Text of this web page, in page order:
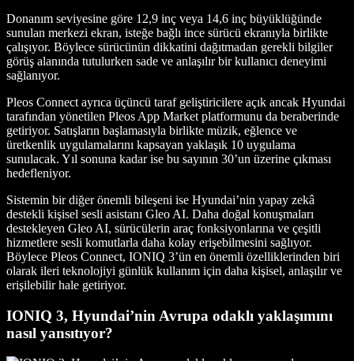
Donanım seviyesine göre 12,9 inç veya 14,6 inç büyüklüğünde
sunulan merkezi ekran, isteğe bağlı ince sürücü ekranıyla birlikte
çalışıyor. Böylece sürücünün dikkatini dağıtmadan gerekli bilgiler
görüş alanında tutulurken sade ve anlaşılır bir kullanıcı deneyimi
sağlanıyor.
Pleos Connect ayrıca üçüncü taraf geliştiricilere açık ancak Hyundai
tarafından yönetilen Pleos App Market platformunu da beraberinde
getiriyor. Satışların başlamasıyla birlikte müzik, eğlence ve
üretkenlik uygulamalarını kapsayan yaklaşık 10 uygulama
sunulacak. Yıl sonuna kadar ise bu sayının 30’un üzerine çıkması
hedefleniyor.
Sistemin bir diğer önemli bileşeni ise Hyundai’nin yapay zekâ
destekli kişisel sesli asistanı Gleo AI. Daha doğal konuşmaları
destekleyen Gleo AI, sürücülerin araç fonksiyonlarına ve çeşitli
hizmetlere sesli komutlarla daha kolay erişebilmesini sağlıyor.
Böylece Pleos Connect, IONIQ 3’ün en önemli özelliklerinden biri
olarak ileri teknolojiyi günlük kullanım için daha kişisel, anlaşılır ve
erişilebilir hale getiriyor.
IONIQ 3, Hyundai’nin Avrupa odaklı yaklaşımını
nasıl yansıtıyor?